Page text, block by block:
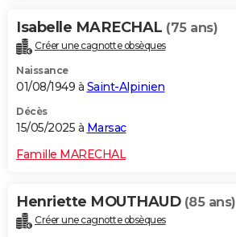
Isabelle MARECHAL (75 ans)
Créer une cagnotte obsèques
Naissance
01/08/1949 à Saint-Alpinien
Décès
15/05/2025 à Marsac
Famille MARECHAL
Henriette MOUTHAUD (85 ans)
Créer une cagnotte obsèques